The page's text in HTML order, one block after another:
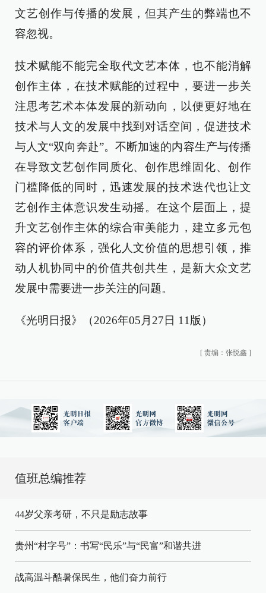
文艺创作与传播的发展，但其产生的弊端也不
容忽视。
技术赋能不能完全取代文艺本体，也不能消解
创作主体，在技术赋能的过程中，要进一步关
注思考艺术本体发展的新动向，以便更好地在
技术与人文的发展中找到对话空间，促进技术
与人文“双向奔赴”。不断加速的内容生产与传播
在导致文艺创作同质化、创作思维固化、创作
门槛降低的同时，迅速发展的技术迭代也让文
艺创作主体意识发生动摇。在这个层面上，提
升文艺创作主体的综合审美能力，建立多元包
容的评价体系，强化人文价值的思想引领，推
动人机协同中的价值共创共生，是新大众文艺
发展中需要进一步关注的问题。
《光明日报》（2026年05月27日 11版）
[ 责编：张悦鑫 ]
值班总编推荐
44岁父亲考研，不只是励志故事
贵州“村字号”：书写“民乐”与“民富”和谐共进
战高温斗酷暑保民生，他们奋力前行